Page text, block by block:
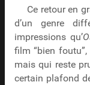
Ce retour en
d’un genre
impressions qu’
film “bien
mais qui reste
certain plafond